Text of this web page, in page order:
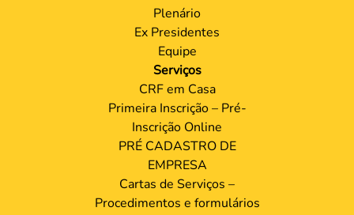
Plenário
Ex Presidentes
Equipe
Serviços
CRF em Casa
Primeira Inscrição – Pré-
Inscrição Online
PRÉ CADASTRO DE
EMPRESA
Cartas de Serviços –
Procedimentos e formulários